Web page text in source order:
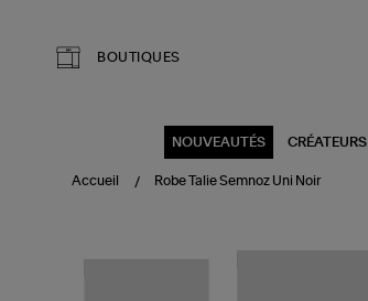
BOUTIQUES
NOUVEAUTÉS CRÉATEURS
Accueil Robe Talie Semnoz Uni Noir